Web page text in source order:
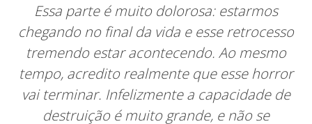
Essa parte é muito dolorosa: estarmos
chegando no final da vida e esse retrocesso
tremendo estar acontecendo. Ao mesmo
tempo, acredito realmente que esse horror
vai terminar. Infelizmente a capacidade de
destruição é muito grande, e não se